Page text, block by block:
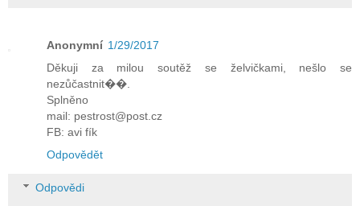
Anonymní 1/29/2017
Děkuji za milou soutěž se želvičkami, nešlo se
nezůčastnit��.
Splněno
mail: pestrost@post.cz
FB: avi fík
Odpovědět
Odpovědi